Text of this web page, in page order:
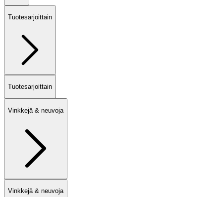
Tuotesarjoittain
Tuotesarjoittain
Vinkkejä & neuvoja
Vinkkejä & neuvoja